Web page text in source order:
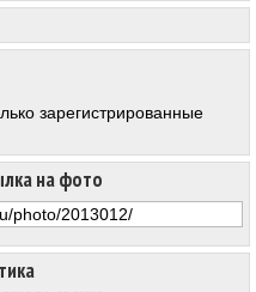
на фото
зарегистрированные